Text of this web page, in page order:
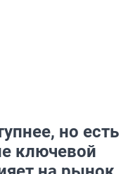
но есть
ключевой